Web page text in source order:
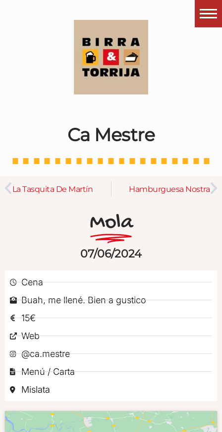
¿Esto que es pués?
Últimas visitas
Todos los garitos
Por el mundo
Contactar
Instagram
Ca Mestre
La Tasquita De Martín Hamburguesa Nostra
Mola
07/06/2024
Cena
Buah, me llené. Bien a gustico
15€
Web
@ca.mestre
Menú / Carta
Mislata